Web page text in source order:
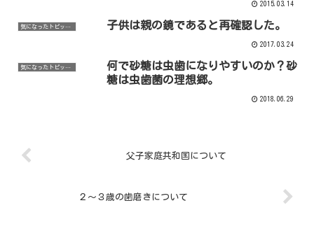
2015.03.14
気になったトピックなど 子供は親の鏡であると再確認した。
2017.03.24
気になったトピックなど
何で砂糖は虫歯になりやすいのか？砂
糖は虫歯菌の理想郷。
2018.06.29
父子家庭共和国について
２～３歳の歯磨きについて